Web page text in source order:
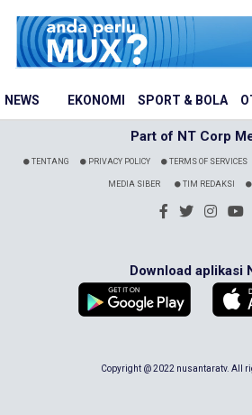
NEWS EKONOMI SPORT & BOLA
Part of NT Corp
TENTANG PRIVACY POLICY TERMS OF SERVICES
MEDIA SIBER TIM REDAKSI
Download aplikasi
Copyright @ 2022 nusantaratv. All